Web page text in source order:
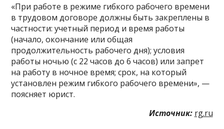
«При работе в режиме гибкого рабочего времени
в трудовом договоре должны быть закреплены в
частности: учетный период и время работы
(начало, окончание или общая
продолжительность рабочего дня); условия
работы ночью (с 22 часов до 6 часов) или запрет
на работу в ночное время; срок, на который
установлен режим гибкого рабочего времени», —
поясняет юрист.
Источник: rg.ru